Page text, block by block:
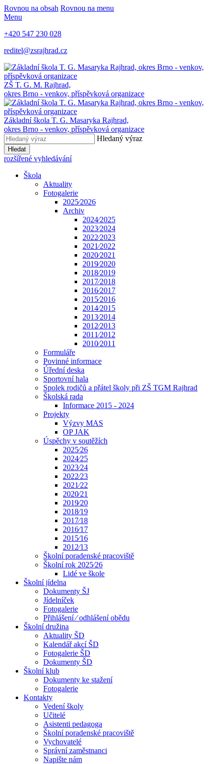
Rovnou na obsah Rovnou na menu
Menu
+420 547 230 028
reditel@zsrajhrad.cz
ZŠ T. G. M. Rajhrad,
okres Brno - venkov, příspěvková organizace
Základní škola T. G. Masaryka Rajhrad,
okres Brno - venkov, příspěvková organizace
Hledaný výraz
Hledat
rozšířené vyhledávání
Škola
Aktuality
Fotogalerie
2025⁄2026
Archiv
2024⁄2025
2023⁄2024
2022⁄2023
2021⁄2022
2020⁄2021
2019⁄2020
2018⁄2019
2017⁄2018
2016⁄2017
2015⁄2016
2014⁄2015
2013⁄2014
2012⁄2013
2011⁄2012
2010⁄2011
Formuláře
Povinné informace
Úřední deska
Sportovní hala
Spolek rodičů a přátel školy při ZŠ TGM Rajhrad
Školská rada
Informace 2015 - 2024
Projekty
Výzvy MAS
OP JAK
Úspěchy v soutěžích
2025⁄26
2024⁄25
2023⁄24
2022⁄23
2021⁄22
2020⁄21
2019⁄20
2018⁄19
2017⁄18
2016⁄17
2015⁄16
2012⁄13
Školní poradenské pracoviště
Školní rok 2025⁄26
Lidé ve škole
Školní jídelna
Dokumenty ŠJ
Jídelníček
Fotogalerie
Přihlášení ⁄ odhlášení obědu
Školní družina
Aktuality ŠD
Kalendář akcí ŠD
Fotogalerie ŠD
Dokumenty ŠD
Školní klub
Dokumenty ke stažení
Fotogalerie
Kontakty
Vedení školy
Učitelé
Asistenti pedagoga
Školní poradenské pracoviště
Vychovatelé
Správní zaměstnanci
Napište nám